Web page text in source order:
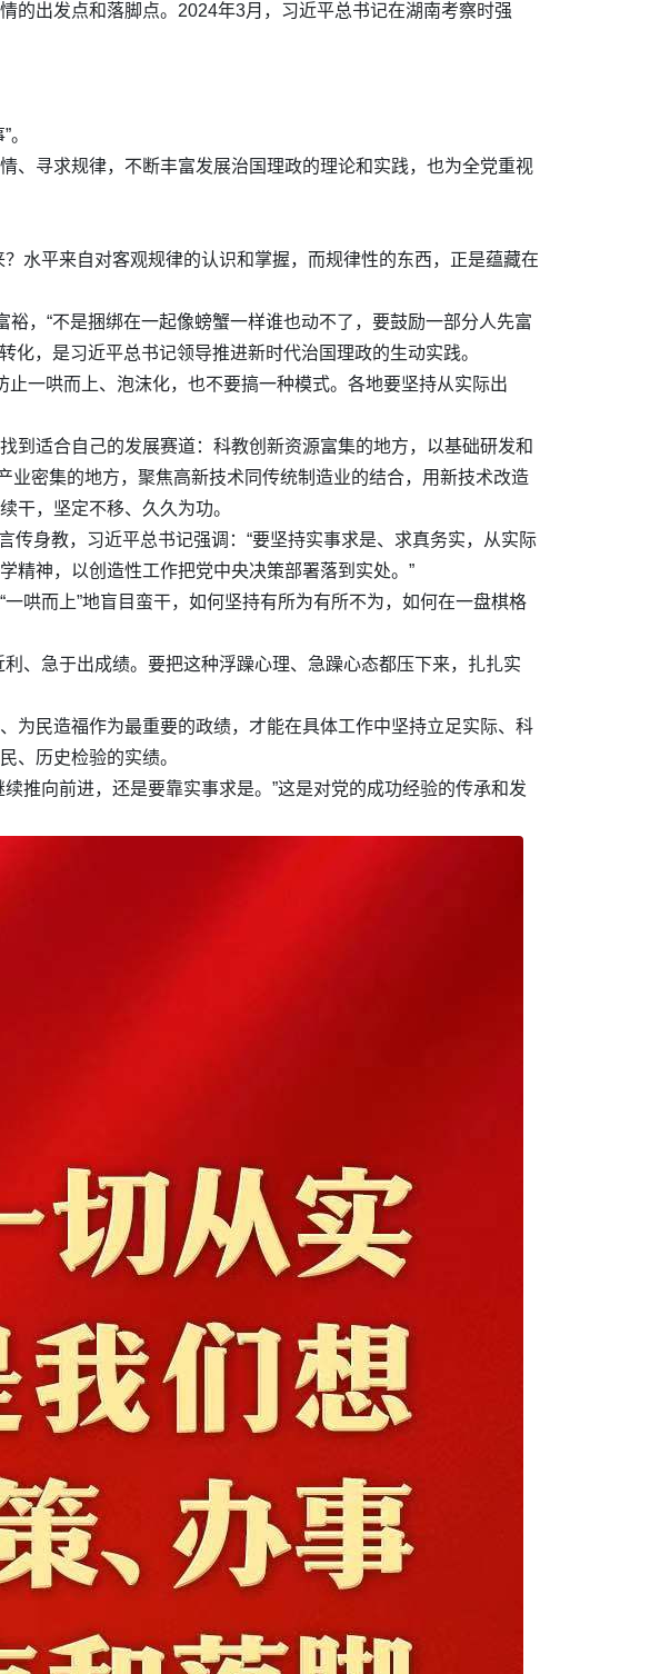
的出发点和落脚点。2024年3月，习近平总书记在湖南考察时强
、寻求规律，不断丰富发展治国理政的理论和实践，也为全党重视
水平来自对客观规律的认识和掌握，而规律性的东西，正是蕴藏在
，“不是捆绑在一起像螃蟹一样谁也动不了，要鼓励一部分人先富
，是习近平总书记领导推进新时代治国理政的生动实践。
一哄而上、泡沫化，也不要搞一种模式。各地要坚持从实际出
到适合自己的发展赛道：科教创新资源富集的地方，以基础研发和
业密集的地方，聚焦高新技术同传统制造业的结合，用新技术改造
，坚定不移、久久为功。
传身教，习近平总书记强调：“要坚持实事求是、求真务实，从实际
精神，以创造性工作把党中央决策部署落到实处。”
哄而上”地盲目蛮干，如何坚持有所为有所不为，如何在一盘棋格
、急于出成绩。要把这种浮躁心理、急躁心态都压下来，扎扎实
为民造福作为最重要的政绩，才能在具体工作中坚持立足实际、科
、历史检验的实绩。
推向前进，还是要靠实事求是。”这是对党的成功经验的传承和发